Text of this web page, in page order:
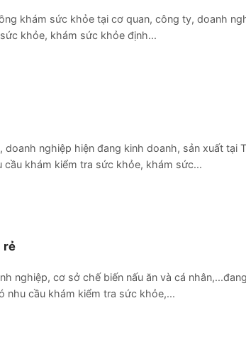
khám sức khỏe tại cơ quan, công ty, doanh
khỏe, khám sức khỏe định...
doanh nghiệp hiện đang kinh doanh, sản xuất tại
cầu khám kiểm tra sức khỏe, khám sức...
rẻ
nghiệp, cơ sở chế biến nấu ăn và cá
nhu cầu khám kiểm tra sức khỏe,...